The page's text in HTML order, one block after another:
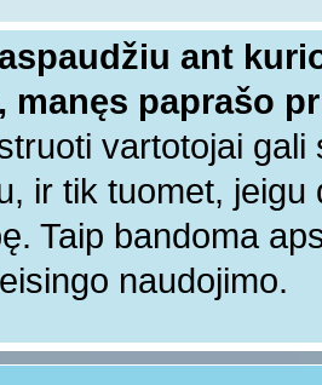
ant
manęs paprašo
vartotojai
ir tik tuomet,
Taip bandoma
naudojimo.